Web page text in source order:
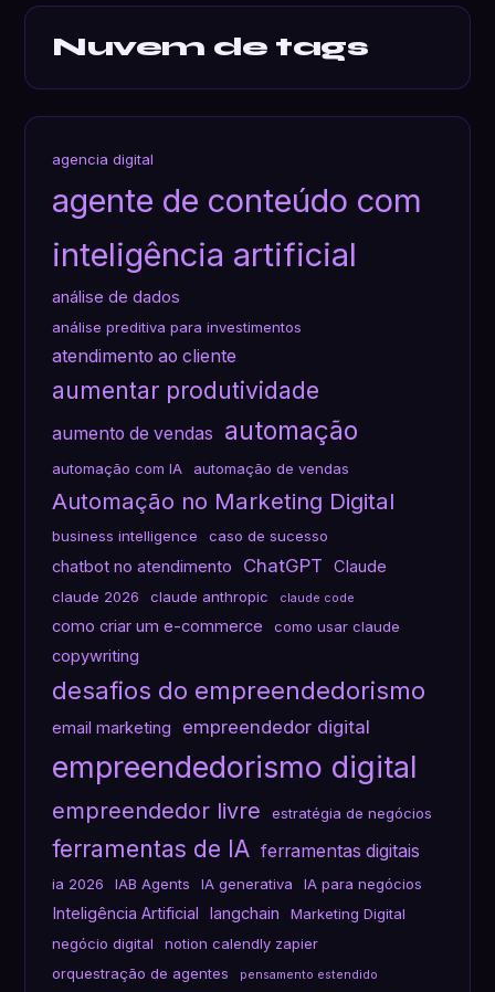
Nuvem de tags
agencia digital
agente de conteúdo com
inteligência artificial
análise de dados
análise preditiva para investimentos
atendimento ao cliente
aumentar produtividade
aumento de vendas automação
automação com IA automação de vendas
Automação no Marketing Digital
business intelligence caso de sucesso
chatbot no atendimento ChatGPT Claude
claude 2026 claude anthropic claude code
como criar um e-commerce como usar claude
copywriting
desafios do empreendedorismo
email marketing empreendedor digital
empreendedorismo digital
empreendedor livre estratégia de negócios
ferramentas de IA ferramentas digitais
ia 2026 IAB Agents IA generativa IA para negócios
Inteligência Artificial langchain
Marketing Digital
negócio digital
notion calendly zapier
orquestração de agentes
pensamento estendido